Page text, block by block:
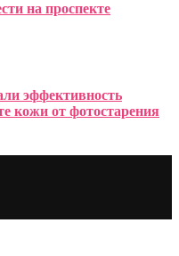
на проспекте
эффективность
кожи от фотостарения